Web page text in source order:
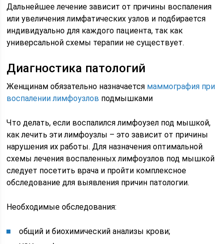
Дальнейшее лечение зависит от причины воспаления
или увеличения лимфатических узлов и подбирается
индивидуально для каждого пациента, так как
универсальной схемы терапии не существует.
Диагностика патологий
Женщинам обязательно назначается маммография при
воспалении лимфоузлов подмышками
Что делать, если воспалился лимфоузел под мышкой,
как лечить эти лимфоузлы – это зависит от причины
нарушения их работы. Для назначения оптимальной
схемы лечения воспаленных лимфоузлов под мышкой
следует посетить врача и пройти комплексное
обследование для выявления причин патологии.
Необходимые обследования:
общий и биохимический анализы крови;